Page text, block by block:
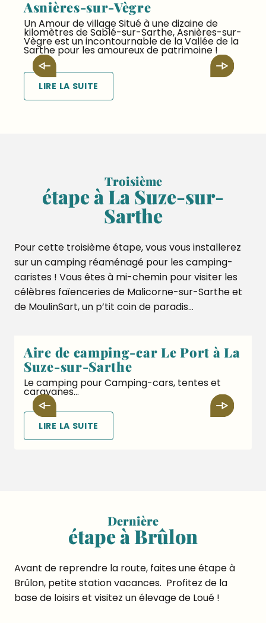
Asnières-sur-Vègre
Un Amour de village Situé à une dizaine de
kilomètres de Sablé-sur-Sarthe, Asnières-sur-
Vègre est un incontournable de la Vallée de la
Sarthe pour les amoureux de patrimoine !
LIRE LA SUITE
Troisième
étape à La Suze-sur-
Sarthe
Pour cette troisième étape, vous vous installerez
sur un camping réaménagé pour les camping-
caristes ! Vous êtes à mi-chemin pour visiter les
célèbres faïenceries de Malicorne-sur-Sarthe et
de MoulinSart, un p’tit coin de paradis…
Aire de camping-car Le Port à La
Suze-sur-Sarthe
Le camping pour Camping-cars, tentes et
caravanes...
LIRE LA SUITE
Dernière
étape à Brûlon
Avant de reprendre la route, faites une étape à
Brûlon, petite station vacances. Profitez de la
base de loisirs et visitez un élevage de Loué !